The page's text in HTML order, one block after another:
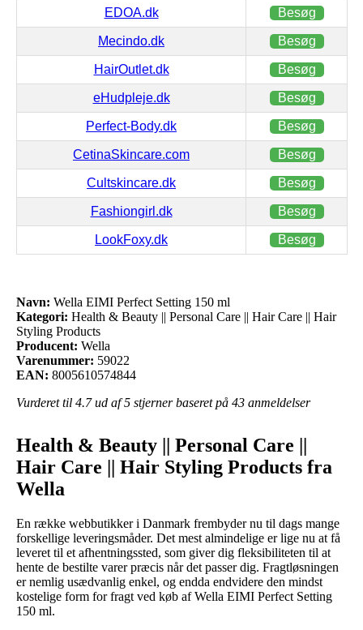
EDOA.dk Besøg
Mecindo.dk Besøg
HairOutlet.dk Besøg
eHudpleje.dk Besøg
Perfect-Body.dk Besøg
CetinaSkincare.com Besøg
Cultskincare.dk Besøg
Fashiongirl.dk Besøg
LookFoxy.dk Besøg
Navn: Wella EIMI Perfect Setting 150 ml
Kategori: Health & Beauty || Personal Care || Hair Care || Hair
Styling Products
Producent: Wella
Varenummer: 59022
EAN: 8005610574844
Vurderet til 4.7ud af 5 stjerner baseret på 43 anmeldelser
Health & Beauty || Personal Care ||
Hair Care || Hair Styling Products fra
Wella
En række webbutikker i Danmark frembyder nu til dags mange
forskellige leveringsmåder. Det mest almindelige er lige nu at få
leveret til et afhentningssted, som giver dig fleksibiliteten til at
hente de bestilte varer præcis når det passer dig. Fragtløsningen
er nemlig usædvanlig enkel, og endda endvidere den mindst
kostelige form for fragt ved køb af Wella EIMI Perfect Setting
150 ml.